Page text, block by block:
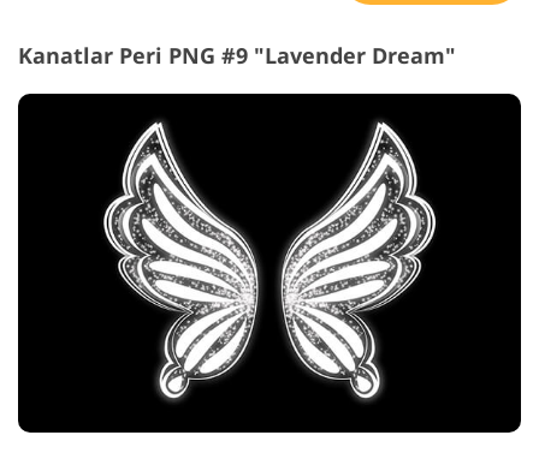
Kanatlar Peri PNG #9 "Lavender Dream"